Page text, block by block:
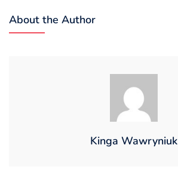
About the Author
Kinga Wawryniuk